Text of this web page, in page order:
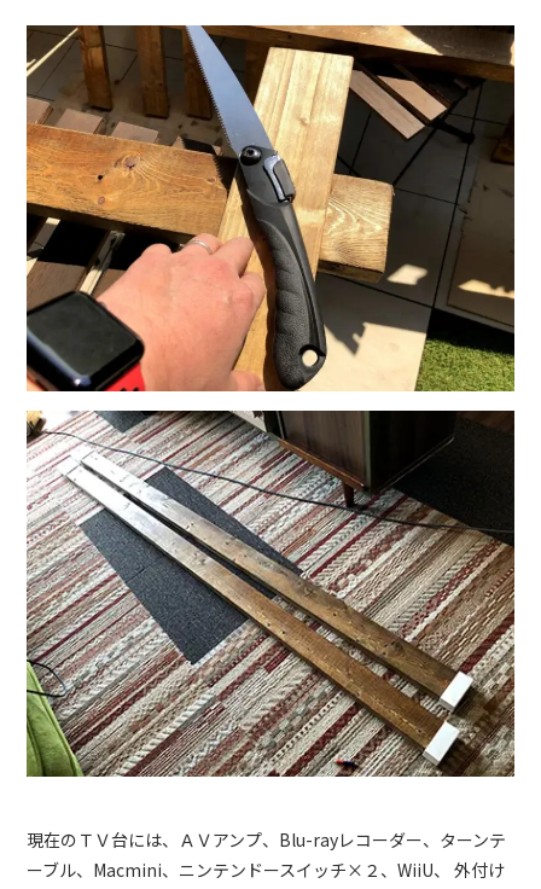
現在のＴＶ台には、ＡＶアンプ、Blu-rayレコーダー、ターンテ
ーブル、Macmini、ニンテンドースイッチ×２、WiiU、 外付け